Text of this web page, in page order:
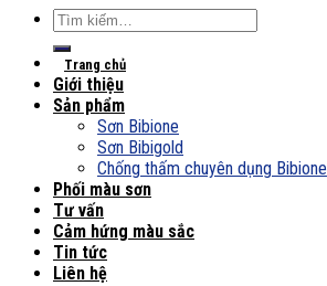
Tìm
kiếm:
Trang chủ
Giới thiệu
Sản phẩm
Sơn Bibione
Sơn Bibigold
Chống thấm chuyên dụng Bibione
Phối màu sơn
Tư vấn
Cảm hứng màu sắc
Tin tức
Liên hệ